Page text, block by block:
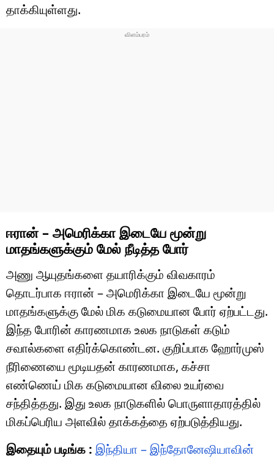
தாக்கியுள்ளது.
ஈரான் – அமெரிக்கா இடையே மூன்று
மாதங்களுக்கும் மேல் நீடித்த போர்
அணு ஆயுதங்களை தயாரிக்கும் விவகாரம்
தொடர்பாக ஈரான் – அமெரிக்கா இடையே மூன்று
மாதங்களுக்கு மேல் மிக கடுமையான போர் ஏற்பட்டது.
இந்த போரின் காரணமாக உலக நாடுகள் கடும்
சவால்களை எதிர்க்கொண்டன. குறிப்பாக ஹோர்முஸ்
நீரிணையை மூடியதன் காரணமாக, கச்சா
எண்ணெய் மிக கடுமையான விலை உயர்வை
சந்தித்தது. இது உலக நாடுகளில் பொருளாதாரத்தில்
மிகப்பெரிய அளவில் தாக்கத்தை ஏற்படுத்தியது.
இதையும் படிங்க : இந்தியா – இந்தோனேஷியாவின்